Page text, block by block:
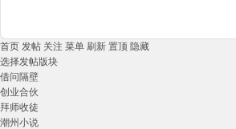
首页 发帖 关注 菜单 刷新 置顶 隐藏
选择发帖版块
借问隔壁
创业合伙
拜师收徒
潮州小说